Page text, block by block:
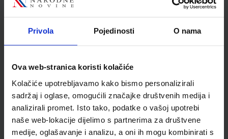
Privola Pojedinosti O nama
Ova web-stranica koristi kolačiće
Kolačiće upotrebljavamo kako bismo personalizirali
sadržaj i oglase, omogućili značajke društvenih medija i
analizirali promet. Isto tako, podatke o vašoj upotrebi
naše web-lokacije dijelimo s partnerima za društvene
medije, oglašavanje i analizu, a oni ih mogu kombinirati s
Šifra proizvoda